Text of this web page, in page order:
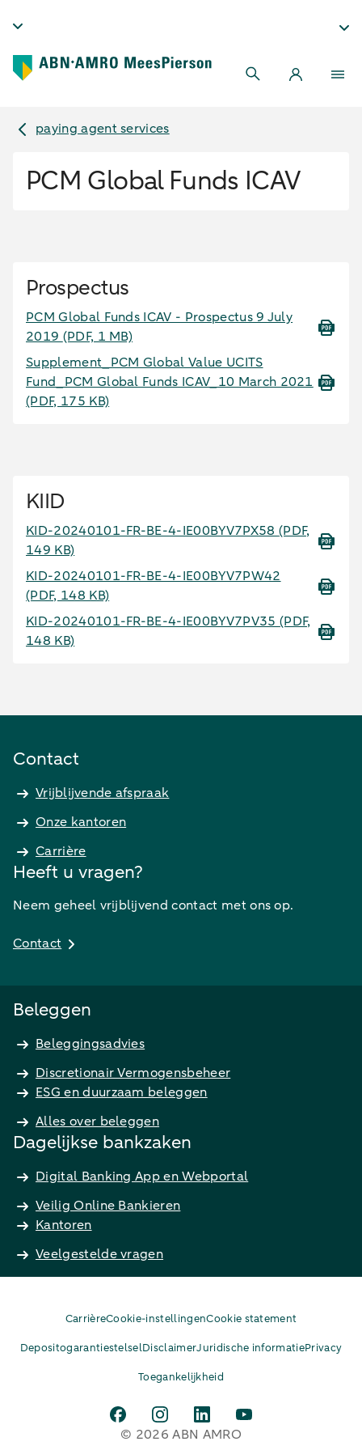
paying agent services
PCM Global Funds ICAV
Prospectus
PCM Global Funds ICAV - Prospectus 9 July
2019 (PDF, 1 MB)
Supplement_PCM Global Value UCITS
Fund_PCM Global Funds ICAV_10 March 2021
(PDF, 175 KB)
KIID
KID-20240101-FR-BE-4-IE00BYV7PX58 (PDF,
149 KB)
KID-20240101-FR-BE-4-IE00BYV7PW42
(PDF, 148 KB)
KID-20240101-FR-BE-4-IE00BYV7PV35 (PDF,
148 KB)
Contact
Vrijblijvende afspraak
Onze kantoren
Carrière
Heeft u vragen?
Neem geheel vrijblijvend contact met ons op.
Contact
Beleggen
Beleggingsadvies
Discretionair Vermogensbeheer
ESG en duurzaam beleggen
Alles over beleggen
Dagelijkse bankzaken
Digital Banking App en Webportal
Veilig Online Bankieren
Kantoren
Veelgestelde vragen
CarrièreCookie-instellingenCookie statement
DepositogarantiestelselDisclaimerJuridische informatiePrivacy
Toegankelijkheid
© 2026 ABN AMRO